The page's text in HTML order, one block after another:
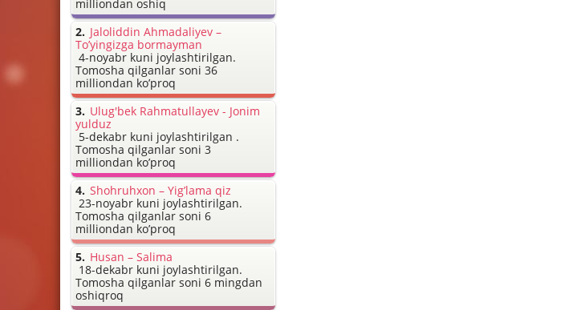
milliondan oshiq
Jaloliddin Ahmadaliyev –
To’yingizga bormayman
4-noyabr kuni joylashtirilgan.
Tomosha qilganlar soni 36
milliondan ko’proq
Ulug'bek Rahmatullayev - Jonim
yulduz
5-dekabr kuni joylashtirilgan .
Tomosha qilganlar soni 3
milliondan ko’proq
Shohruhxon – Yig’lama qiz
23-noyabr kuni joylashtirilgan.
Tomosha qilganlar soni 6
milliondan ko’proq
Husan – Salima
18-dekabr kuni joylashtirilgan.
Tomosha qilganlar soni 6 mingdan
oshiqroq